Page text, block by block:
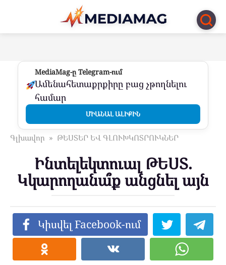
Перейти
контенту
MediaMag-ը Telegram-ում
Ամենահետաքրքիրը բաց չթողնելու
համար
ՄԻԱՆԱԼ ԱԼԻՔԻՆ
Գլխավոր » ԹԵՍՏԵՐ ԵՎ ԳԼՈՒԽԿՈՏՐՈՒԿՆԵՐ
Ինտելեկտուալ ԹԵՍՏ.
Կկարողանա՞ք անցնել այն
Կիսվել Facebook-ում